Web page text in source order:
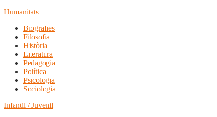
Humanitats
Biografies
Filosofia
Història
Literatura
Pedagogia
Política
Psicologia
Sociologia
Infantil / Juvenil